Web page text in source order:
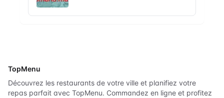
TopMenu
Découvrez les restaurants de votre ville et planifiez votre
repas parfait avec TopMenu. Commandez en ligne et profitez